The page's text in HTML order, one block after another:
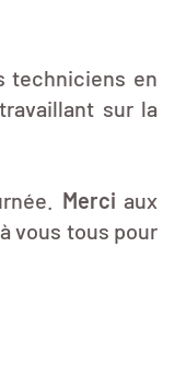
techniciens en
sur la
Merciaux
à vous tous pour